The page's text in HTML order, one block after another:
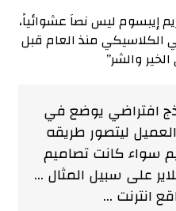
إيبسوم ليس نصاَ عشوائياً،
الكلاسيكي منذ العام قبل
والشر”
افتراضي يوضع في
ليتصور طريقه
سواء كانت تصاميم
على سبيل المثال …
انترنت …